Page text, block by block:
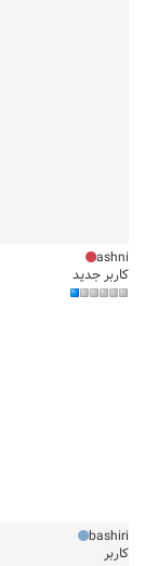
ashni
کاربر جدید
bashiri
کاربر